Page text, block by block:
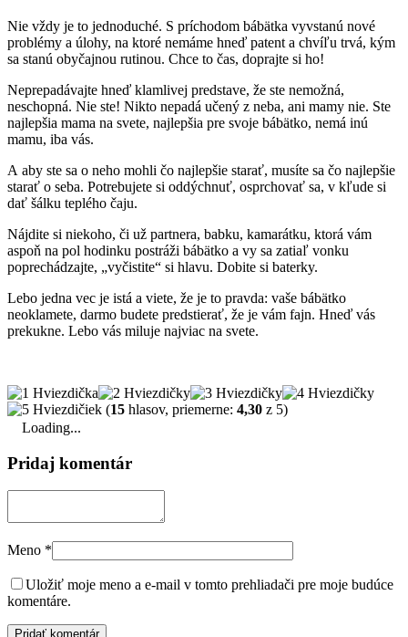
Nie vždy je to jednoduché. S príchodom bábätka vyvstanú nové
problémy a úlohy, na ktoré nemáme hneď patent a chvíľu trvá, kým
sa stanú obyčajnou rutinou. Chce to čas, doprajte si ho!
Neprepadávajte hneď klamlivej predstave, že ste nemožná,
neschopná. Nie ste! Nikto nepadá učený z neba, ani mamy nie. Ste
najlepšia mama na svete, najlepšia pre svoje bábätko, nemá inú
mamu, iba vás.
A aby ste sa o neho mohli čo najlepšie starať, musíte sa čo najlepšie
starať o seba. Potrebujete si oddýchnuť, osprchovať sa, v kľude si
dať šálku teplého čaju.
Nájdite si niekoho, či už partnera, babku, kamarátku, ktorá vám
aspoň na pol hodinku postráži bábätko a vy sa zatiaľ vonku
poprechádzajte, „vyčistite“ si hlavu. Dobite si baterky.
Lebo jedna vec je istá a viete, že je to pravda: vaše bábätko
neoklamete, darmo budete predstierať, že je vám fajn. Hneď vás
prekukne. Lebo vás miluje najviac na svete.
(15 hlasov, priemerne: 4,30 z 5)
Loading...
Pridaj komentár
Meno *
Uložiť moje meno a e-mail v tomto prehliadači pre moje budúce
komentáre.